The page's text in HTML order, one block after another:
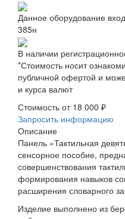
Данное оборудование
385н
В наличии
*Стоимость носит
публичной офертой и
и курса валют
Стоимость от 18 000 ₽
Запросить информацию
Описание
Панель «Тактильная
сенсорное пособие,
совершенствования
формирования навыков
расширения словарного
Изделие выполнено из